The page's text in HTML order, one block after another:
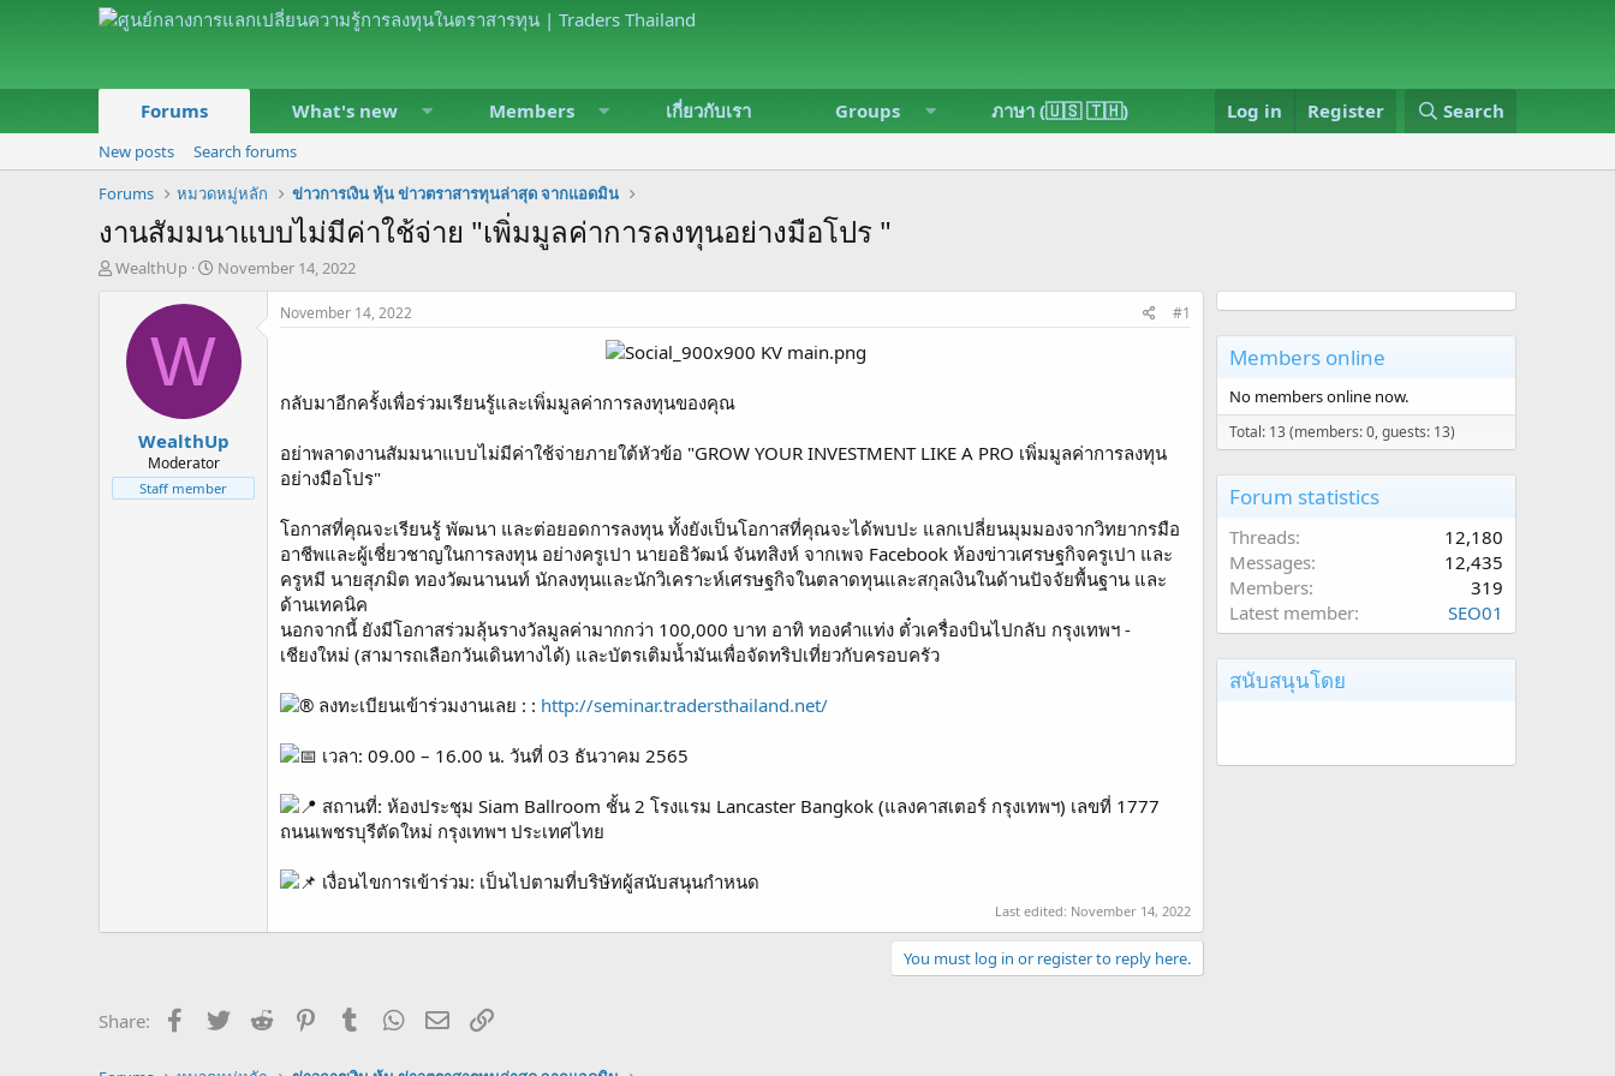
Forums What's new Members เกี่ยวกับเรา Groups ภาษา (🇺🇸 🇹🇭) Log in Register Search
New posts
Search forums
Forums
หมวดหมู่หลัก ข่าวการเงิน หุ้น ข่าวตราสารทุนล่าสุด จากแอดมิน
งานสัมมนาแบบไม่มีค่าใช้จ่าย "เพิ่มมูลค่าการลงทุนอย่างมือโปร "
T
t
e
WealthUp
S
a
e
November 14, 2022
W
WealthUp
Moderator
Staff member
November 14, 2022 #1
กลับมาอีกครั้งเพื่อร่วมเรียนรู้และเพิ่มมูลค่าการลงทุนของคุณ
อย่าพลาดงานสัมมนาแบบไม่มีค่าใช้จ่ายภายใต้หัวข้อ "GROW YOUR INVESTMENT LIKE A PRO เพิ่มมูลค่าการลงทุน
อย่างมือโปร"
โอกาสที่คุณจะเรียนรู้ พัฒนา และต่อยอดการลงทุน ทั้งยังเป็นโอกาสที่คุณจะได้พบปะ แลกเปลี่ยนมุมมองจากวิทยากรมือ
อาชีพและผู้เชี่ยวชาญในการลงทุน อย่างครูเปา นายอธิวัฒน์ จันทสิงห์ จากเพจ Facebook ห้องข่าวเศรษฐกิจครูเปา และ
ครูหมี นายสุภมิต ทองวัฒนานนท์ นักลงทุนและนักวิเคราะห์เศรษฐกิจในตลาดทุนและสกุลเงินในด้านปัจจัยพื้นฐาน และ
ด้านเทคนิค
นอกจากนี้ ยังมีโอกาสร่วมลุ้นรางวัลมูลค่ามากกว่า 100,000 บาท อาทิ ทองคำแท่ง ตั๋วเครื่องบินไปกลับ กรุงเทพฯ -
เชียงใหม่ (สามารถเลือกวันเดินทางได้) และบัตรเติมน้ำมันเพื่อจัดทริปเที่ยวกับครอบครัว
ลงทะเบียนเข้าร่วมงานเลย : : http://seminar.tradersthailand.net/
เวลา: 09.00 – 16.00 น. วันที่ 03 ธันวาคม 2565
สถานที่: ห้องประชุม Siam Ballroom ชั้น 2 โรงแรม Lancaster Bangkok (แลงคาสเตอร์ กรุงเทพฯ) เลขที่ 1777
ถนนเพชรบุรีตัดใหม่ กรุงเทพฯ ประเทศไทย
เงื่อนไขการเข้าร่วม: เป็นไปตามที่บริษัทผู้สนับสนุนกำหนด
Last edited: November 14, 2022
You must log in or register to reply here.
Share: Facebook
TwitterReddit PinterestTumblrWhatsApp
EmailLink
Members online
No members online now.
Total: 13 (members: 0, guests: 13)
Forum statistics
Threads
12,180
Messages
12,435
Members
319
Latest member
SEO01
สนับสนุนโดย